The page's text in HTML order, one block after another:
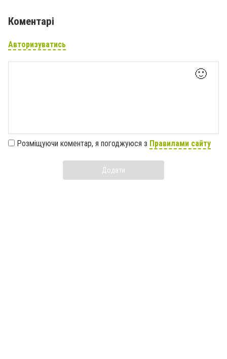
Коментарі
Авторизуватись
🙂
Розміщуючи коментар, я погоджуюся з Правилами сайту
Додати